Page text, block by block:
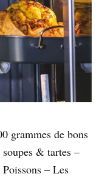
grammes de bons
& tartes –
– Les